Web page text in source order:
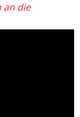
an die